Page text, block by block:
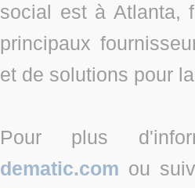
social est à Atlanta,
principaux
et de solutions pour
Pour plus
dematic.com ou